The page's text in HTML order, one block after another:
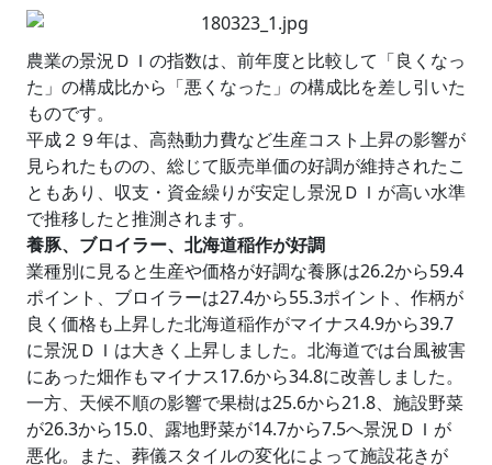
農業の景況ＤＩの指数は、前年度と比較して「良くなっ
た」の構成比から「悪くなった」の構成比を差し引いた
ものです。
平成２９年は、高熱動力費など生産コスト上昇の影響が
見られたものの、総じて販売単価の好調が維持されたこ
ともあり、収支・資金繰りが安定し景況ＤＩが高い水準
で推移したと推測されます。
養豚、ブロイラー、北海道稲作が好調
業種別に見ると生産や価格が好調な養豚は26.2から59.4
ポイント、ブロイラーは27.4から55.3ポイント、作柄が
良く価格も上昇した北海道稲作がマイナス4.9から39.7
に景況ＤＩは大きく上昇しました。北海道では台風被害
にあった畑作もマイナス17.6から34.8に改善しました。
一方、天候不順の影響で果樹は25.6から21.8、施設野菜
が26.3から15.0、露地野菜が14.7から7.5へ景況ＤＩが
悪化。また、葬儀スタイルの変化によって施設花きが